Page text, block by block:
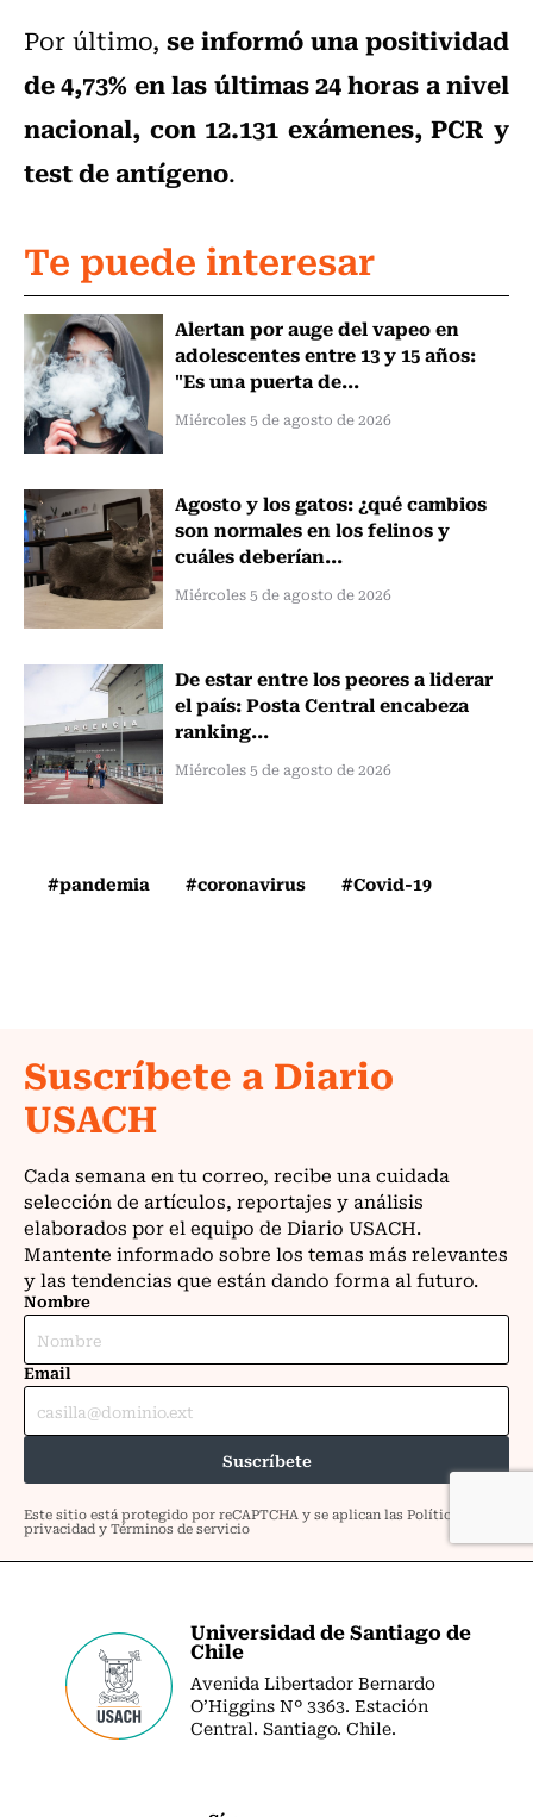
Por último, se informó una positividad
de 4,73% en las últimas 24 horas a nivel
nacional, con 12.131 exámenes, PCR y
test de antígeno.
Te puede interesar
Alertan por auge del vapeo en
adolescentes entre 13 y 15 años:
"Es una puerta de...
Miércoles 5 de agosto de 2026
Agosto y los gatos: ¿qué cambios
son normales en los felinos y
cuáles deberían...
Miércoles 5 de agosto de 2026
De estar entre los peores a liderar
el país: Posta Central encabeza
ranking...
Miércoles 5 de agosto de 2026
#pandemia #coronavirus #Covid-19
Universidad de Santiago de
Chile
Avenida Libertador Bernardo
O’Higgins Nº 3363. Estación
Central. Santiago. Chile.